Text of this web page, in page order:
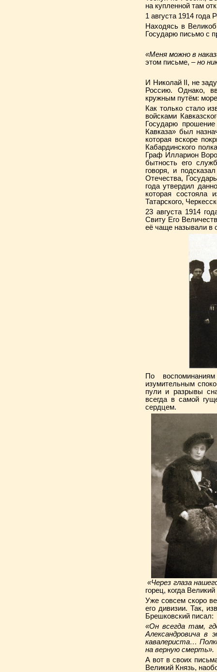
на купленной там
1 августа 1914
Находясь в
Государю письмо с
«Меня можно в
этом письме, –но
И Николай II, не
Россию. Однако,
кружным путём:
Как только стало
войсками
Государю
Кавказа» был
которая вскоре
Кабардинского
Граф Илларион
бытность его
говоря, и
Отечества,
года утвердил
которая состояла
Татарского,
23 августа 1914
Свиту Его
её чаще называли в
По
изумительным
пули и разрывы
всегда в самой
сердцем.
«Через глаза
горец, когда
Уже совсем скоро
его дивизии. Так,
Брешковский писал:
«Он всегда там,
Александровича в
кавалериста…
на верную смерть».
А вот в своих
Великий Князь,